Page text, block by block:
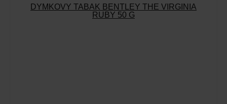
DÝMKOVÝ TABÁK BENTLEY THE VIRGINIA
RUBY 50 G